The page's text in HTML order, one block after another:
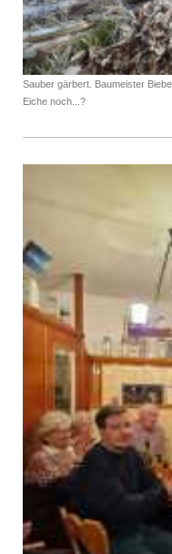
Sauber gärbert. Baumeister
Eiche noch...?